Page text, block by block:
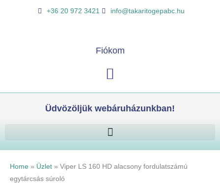
+36 20 972 3421 info@takaritogepabc.hu
Fiókom
Kosár
Üdvözöljük webáruházunkban!
Home » Üzlet » Viper LS 160 HD alacsony fordulatszámú
egytárcsás súroló
súroló
mennyiség